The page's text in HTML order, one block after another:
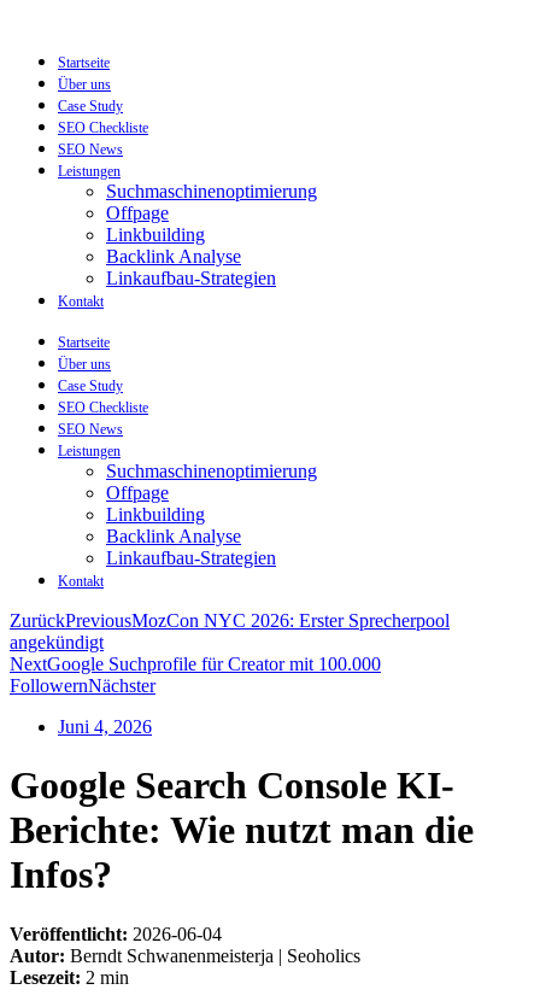
wechselnStartseite
Über uns
Case Study
SEO Checkliste
SEO News
Leistungen
Suchmaschinenoptimierung
Offpage
Linkbuilding
Backlink Analyse
Linkaufbau-Strategien
Kontakt
Startseite
Über uns
Case Study
SEO Checkliste
SEO News
Leistungen
Suchmaschinenoptimierung
Offpage
Linkbuilding
Backlink Analyse
Linkaufbau-Strategien
Kontakt
ZurückPreviousMozCon NYC 2026: Erster Sprecherpool
angekündigt
NextGoogle Suchprofile für Creator mit 100.000
FollowernNächster
Juni 4, 2026
Google Search Console KI-
Berichte: Wie nutzt man die
Infos?
Veröffentlicht: 2026-06-04
Autor: Berndt Schwanenmeisterja | Seoholics
Lesezeit: 2 min